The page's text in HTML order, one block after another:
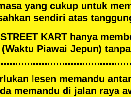
yang cukup untuk
sendiri atas
KART hanya
Piawai Jepun)
lesen memandu
memandu di jalan raya